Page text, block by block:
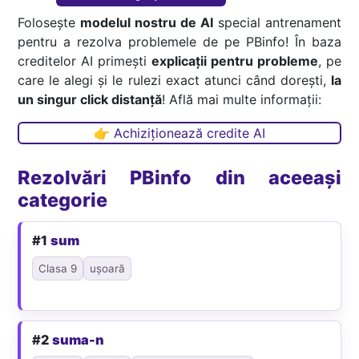
Folosește modelul nostru de AIspecial antrenament
pentru a rezolva problemele de pe PBinfo! În baza
creditelor AI primești explicații pentru probleme, pe
care le alegi și le rulezi exact atunci când dorești, la
un singur click distanță! Află mai multe informații:
👉 Achiziționează credite AI
Rezolvări PBinfo din aceeași
categorie
#1sum
Clasa 9 ușoară
#2suma-n